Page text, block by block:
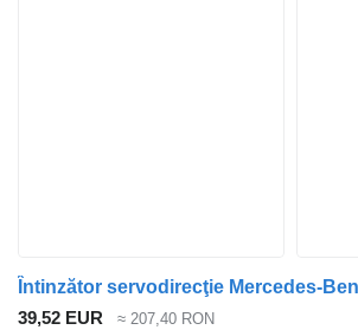
39,52 EUR ≈ 207,40 RON